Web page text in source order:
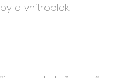
a vnitroblok.